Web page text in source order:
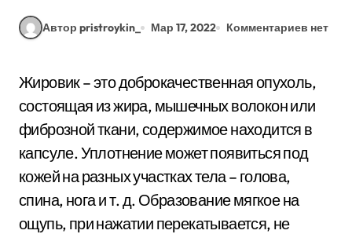
Автор pristroykin_ Мар 17, 2022 Комментариев нет
Жировик – это доброкачественная опухоль,
состоящая из жира, мышечных волокон или
фиброзной ткани, содержимое находится в
капсуле. Уплотнение может появиться под
кожей на разных участках тела – голова,
спина, нога и т. д. Образование мягкое на
ощупь, при нажатии перекатывается, не